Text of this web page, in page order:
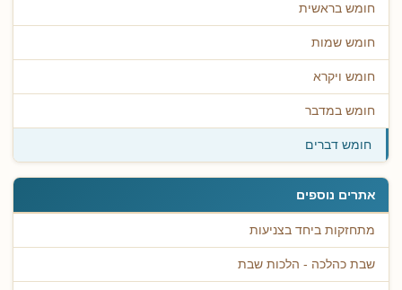
חומש בראשית
חומש שמות
חומש ויקרא
חומש במדבר
חומש דברים
אתרים נוספים
מתחזקות ביחד בצניעות
שבת כהלכה - הלכות שבת